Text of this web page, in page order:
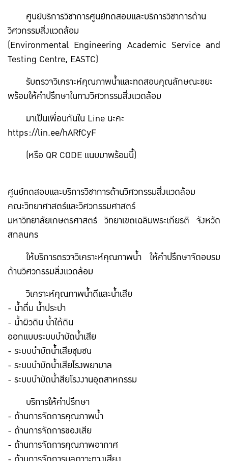
ศูนย์บริการวิชาการศูนย์ทดสอบและบริการวิชาการด้าน
วิศวกรรมสิ่งแวดล้อม
(Environmental Engineering Academic Service and
Testing Centre, EASTC)
รับตรวจวิเคราะห์คุณภาพน้ำและทดสอบคุณลักษณะขยะ
พร้อมให้คำปรึกษาในทางวิศวกรรมสิ่งแวดล้อม
มาเป็นเพื่อนกันใน Line นะคะ
https://lin.ee/hARfCyF
(หรือ QR CODE แนบมาพร้อมนี้)
ศูนย์ทดสอบและบริการวิชาการด้านวิศวกรรมสิ่งแวดล้อม
คณะวิทยาศาสตร์และวิศวกรรมศาสตร์
มหาวิทยาลัยเกษตรศาสตร์ วิทยาเขตเฉลิมพระเกียรติ จังหวัด
สกลนคร
ให้บริการตรวจวิเคราะห์คุณภาพน้ำ ให้คำปรึกษาจัดอบรม
ด้านวิศวกรรมสิ่งแวดล้อม
วิเคราะห์คุณภาพน้ำดีและน้ำเสีย
- น้ำดื่ม น้ำประปา
- น้ำผิวดิน น้ำใต้ดิน
ออกแบบระบบบำบัดน้ำเสีย
- ระบบบำบัดน้ำเสียชุมชน
- ระบบบำบัดน้ำเสียโรงพยาบาล
- ระบบบำบัดน้ำสียโรงงานอุตสาหกรรม
บริการให้คำปรึกษา
- ด้านการจัดการคุณภาพน้ำ
- ด้านการจัดการของเสีย
- ด้านการจัดการคุณภาพอากาศ